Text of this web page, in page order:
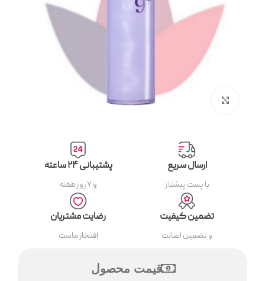
ارسال سریع
با پست پیشتاز
پشتیبانی ۲۴ ساعته
و ۷ روز هفته
تضمین کیفیت
و تضمین اصالت
رضایت مشتریان
افتخار ماست
قیمت محصول